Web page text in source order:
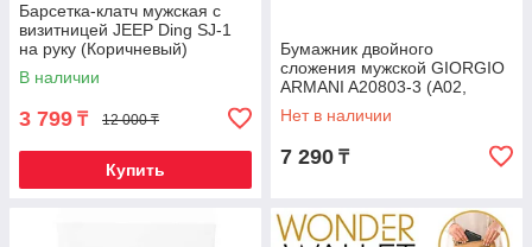
Барсетка-клатч мужская с
визитницей JEEP Ding SJ-1
на руку (Коричневый)
В наличии
3 799 ₸ 12 000 ₸
Купить
Бумажник двойного
сложения мужской GIORGIO
ARMANI A20803-3 (А02,
кофейный)
Нет в наличии
7 290 ₸